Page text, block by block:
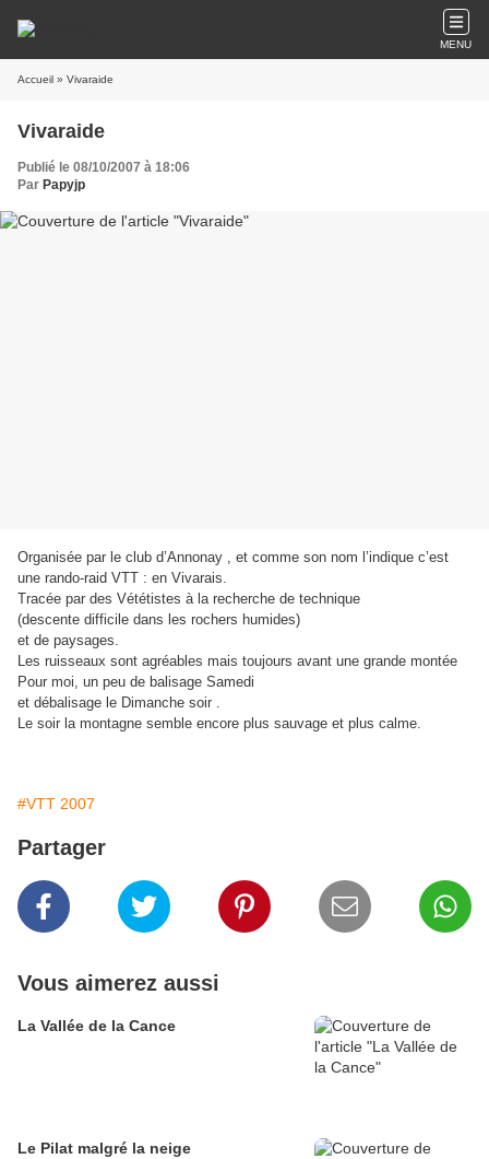
MENU
Accueil » Vivaraide
Vivaraide
Publié le 08/10/2007 à 18:06
Par Papyjp
Organisée par le club d’Annonay , et comme son nom l’indique c’est
une rando-raid VTT : en Vivarais.
Tracée par des Vététistes à la recherche de technique
(descente difficile dans les rochers humides)
et de paysages.
Les ruisseaux sont agréables mais toujours avant une grande montée
Pour moi, un peu de balisage Samedi
et débalisage le Dimanche soir .
Le soir la montagne semble encore plus sauvage et plus calme.
#VTT 2007
Partager
Vous aimerez aussi
La Vallée de la Cance
Le Pilat malgré la neige